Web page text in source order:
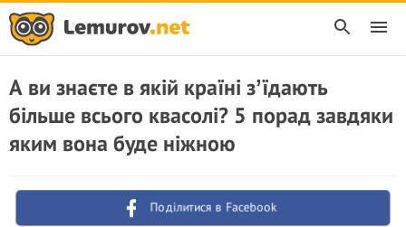
А ви знаєте в якій країні зʼїдають
більше всього квасолі? 5 порад завдяки
яким вона буде ніжною
Поділитися в Facebook